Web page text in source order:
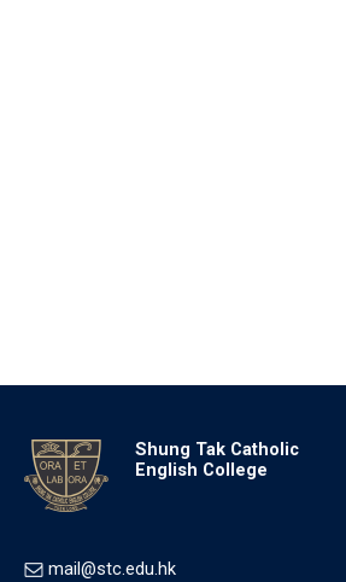
Shung Tak Catholic
English College
mail@stc.edu.hk